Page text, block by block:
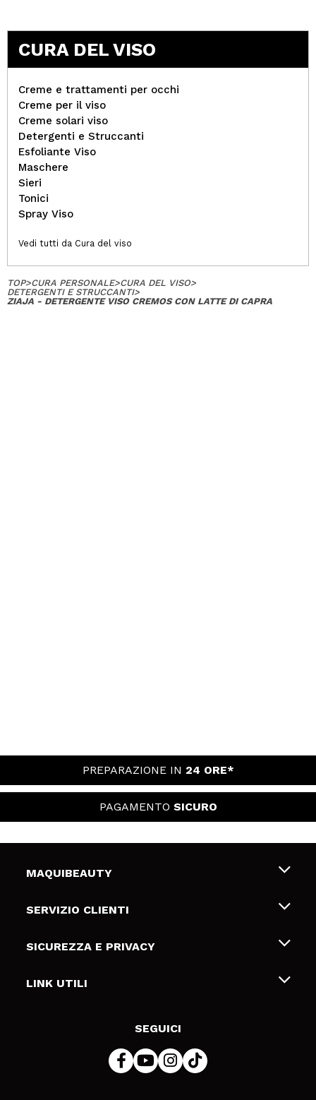
CURA DEL VISO
Creme e trattamenti per occhi
Creme per il viso
Creme solari viso
Detergenti e Struccanti
Esfoliante Viso
Maschere
Sieri
Tonici
Spray Viso
Vedi tutti da Cura del viso
TOP>CURA PERSONALE>CURA DEL VISO>
DETERGENTI E STRUCCANTI>
ZIAJA - DETERGENTE VISO CREMOS CON LATTE DI CAPRA
PREPARAZIONE IN 24 ORE*
PAGAMENTO SICURO
MAQUIBEAUTY
Chi siamo
Gift Cards
SERVIZIO CLIENTI
Spedizioni & Resi
Metodi di pagamamento
SICUREZZA E PRIVACY
Termini e condizioni
LINK UTILI
SEGUICI